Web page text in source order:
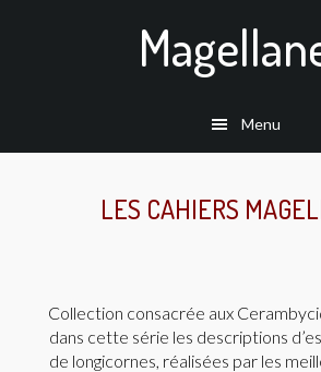
Menu
LES CAHIERS
Collection consacrée aux
dans cette série les descriptions
de longicornes, réalisées par les